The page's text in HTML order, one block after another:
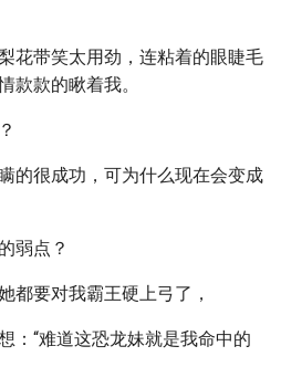
花带笑太用劲，连粘着的眼睫毛
款款的瞅着我。
的很成功，可为什么现在会变成
弱点？
都要对我霸王硬上弓了，
：“难道这恐龙妹就是我命中的